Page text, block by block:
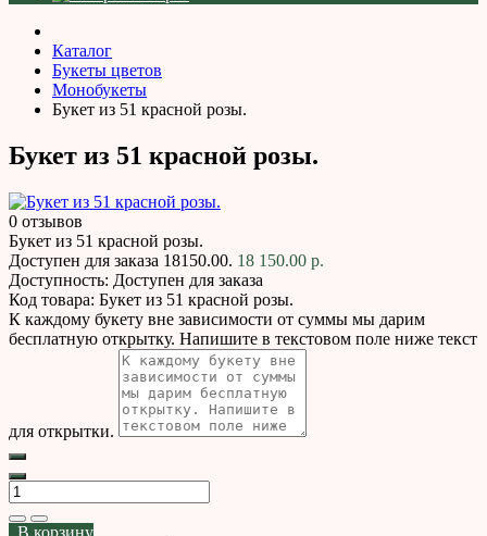
Каталог
Букеты цветов
Монобукеты
Букет из 51 красной розы.
Букет из 51 красной розы.
0 отзывов
Букет из 51 красной розы.
Доступен для заказа 18150.00. 18 150.00 р.
Доступность: Доступен для заказа
Код товара: Букет из 51 красной розы.
К каждому букету вне зависимости от суммы мы дарим
бесплатную открытку. Напишите в текстовом поле ниже текст
для открытки.
В корзину